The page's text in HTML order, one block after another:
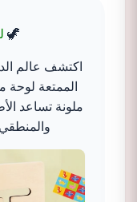
🦖
اكتشف عالم
الممتعة
ملونة تساعد